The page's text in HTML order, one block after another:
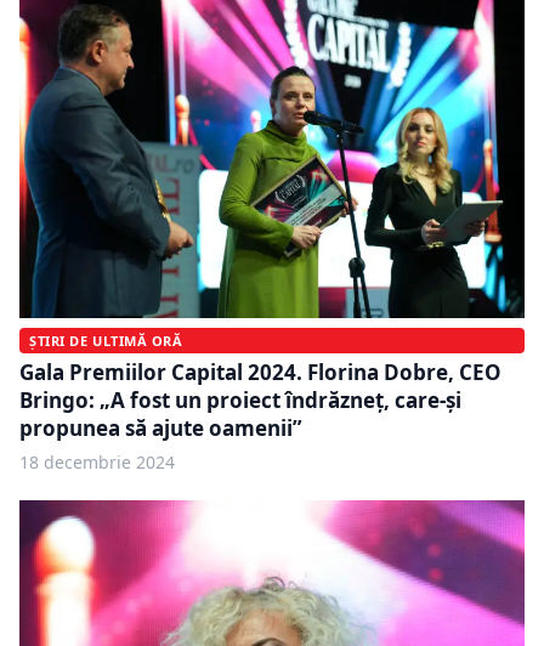
ȘTIRI DE ULTIMĂ ORĂ
Gala Premiilor Capital 2024. Florina Dobre, CEO
Bringo: „A fost un proiect îndrăzneț, care-și
propunea să ajute oamenii”
18 decembrie 2024